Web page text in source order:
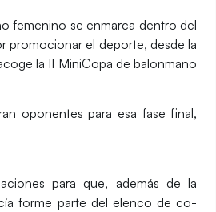
femenino se enmarca dentro del
promocionar el deporte, desde la
la II MiniCopa de balonmano
oponentes para esa fase final,
para que, además de la
forme parte del elenco de co-